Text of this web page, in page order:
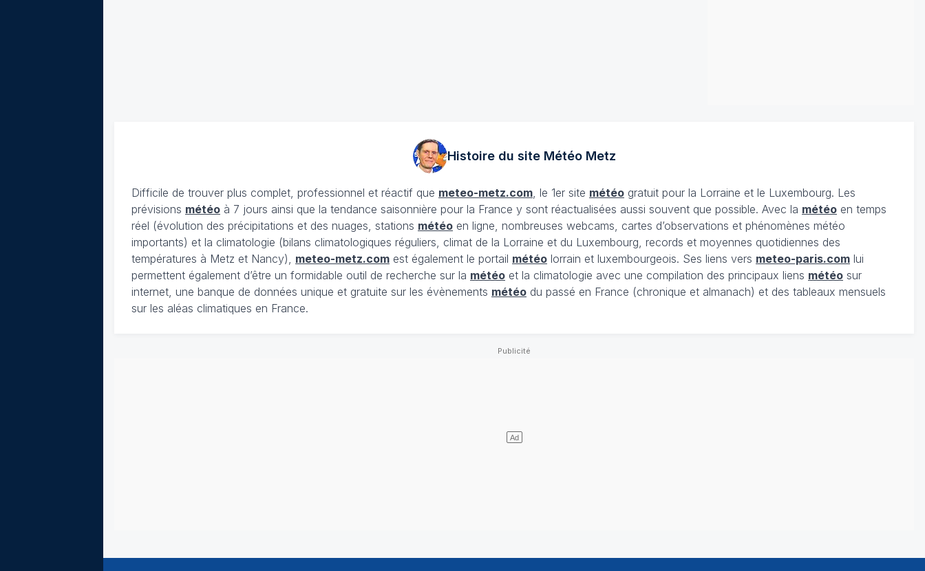
Histoire du site MétéoMetz
Difficile de trouver plus complet, professionnel et réactif que meteo-metz.com , le 1er site météo gratuit pour la Lorraine et le Luxembourg. Les
prévisions météo à 7 jours ainsi que la tendance saisonnière pour la France y sont réactualisées aussi souvent que possible. Avec la météo en temps
réel (évolution des précipitations et des nuages, stations météo en ligne, nombreuses webcams, cartes d’observations et phénomènes météo
importants) et la climatologie (bilans climatologiques réguliers, climat de la Lorraine et du Luxembourg, records et moyennes quotidiennes des
températures à Metz et Nancy), meteo-metz.com est également le portail météo lorrain et luxembourgeois. Ses liens vers meteo-paris.com lui
permettent également d’être un formidable outil de recherche sur la météo et la climatologie avec une compilation des principaux liens météo sur
internet, une banque de données unique et gratuite sur les évènements météo du passé en France (chronique et almanach) et des tableaux mensuels
sur les aléas climatiques en France.